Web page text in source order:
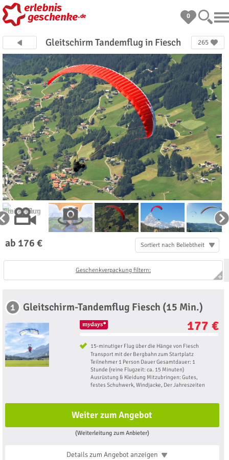
0
Gleitschirm Tandemflug in Fiesch 265
ab 176 € Sortiert nach Beliebtheit
Geschenkverpackung filtern:
1 Gleitschirm-Tandemflug Fiesch (15 Min.)
177 €
15-minutiger Flug über die Hänge von Fiesch
Transport mit der Bergbahn zum Startplatz
Teilnehmer 1 Person Dauer Gesamtdauer: 1
Stunde (reine Flugzeit: ca. 15 Minuten)
Ausrüstung & Kleidung Mitzubringen: Gutes,
festes Schuhwerk, Windjacke, Der Jahreszeiten
Weiter zum Angebot
(Weiterleitung zum Anbieter)
Details zum Angebotanzeigen